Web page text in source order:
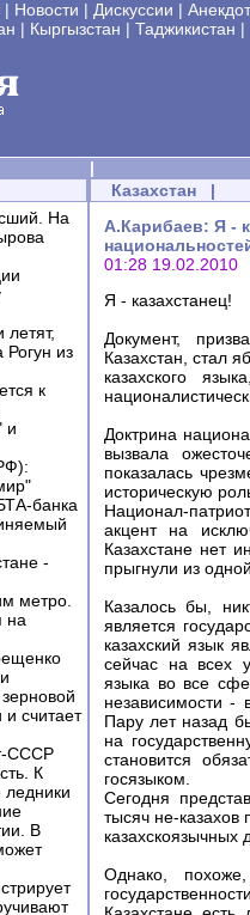
| Новости | Дискуссии |
| Кыргызстан | Таджикистан |
|
На
Рогун из
к
и
банка
-
метро.
на
считает
СССР
К
ледники
В
Казахстан |
А.Карибаев: Я -
01:28 19.02.2010
Я - казахстанец!
Документ,
Казахстан, стал
казахского
Доктрина
вызвала
показалась
историческую
Национал-
акцент на
Казахстане нет
прыгнули из
Казалось бы,
является
казахский язык
сейчас на всех
языка во все
независимости -
Пару лет назад
на
становится
госязыком.
Сегодня
тысяч не-казахов
казахскоязычных
Однако,